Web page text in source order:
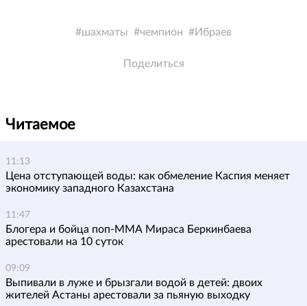
шахматы чемпион Ибраев
Поделиться
Читаемое
11:13
Цена отступающей воды: как обмеление Каспия меняет
экономику западного Казахстана
11:47
Блогера и бойца поп-ММА Мираса Беркинбаева
арестовали на 10 суток
09:09
Выпивали в луже и брызгали водой в детей: двоих
жителей Астаны арестовали за пьяную выходку